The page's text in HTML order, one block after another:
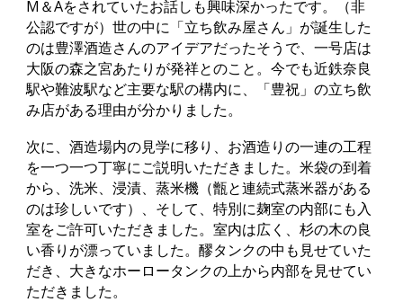
M＆Aをされていたお話しも興味深かったです。（非
公認ですが）世の中に「立ち飲み屋さん」が誕生した
のは豊澤酒造さんのアイデアだったそうで、一号店は
大阪の森之宮あたりが発祥とのこと。今でも近鉄奈良
駅や難波駅など主要な駅の構内に、「豊祝」の立ち飲
み店がある理由が分かりました。
次に、酒造場内の見学に移り、お酒造りの一連の工程
を一つ一つ丁寧にご説明いただきました。米袋の到着
から、洗米、浸漬、蒸米機（甑と連続式蒸米器がある
のは珍しいです）、そして、特別に麹室の内部にも入
室をご許可いただきました。室内は広く、杉の木の良
い香りが漂っていました。醪タンクの中も見せていた
だき、大きなホーロータンクの上から内部を見せてい
ただきました。